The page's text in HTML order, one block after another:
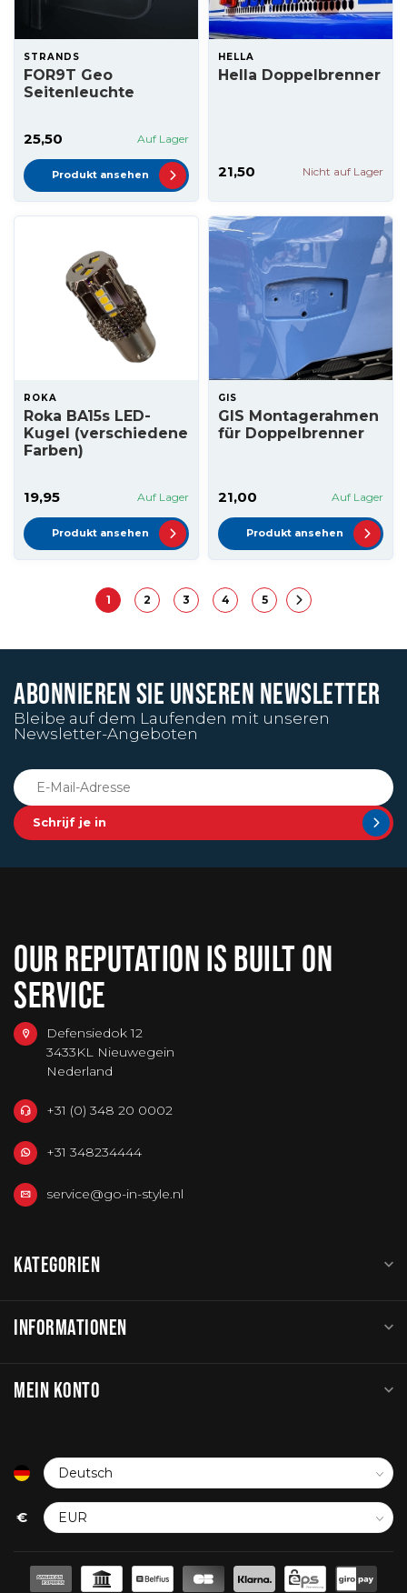
STRANDS
FOR9T Geo
Seitenleuchte
25,50 Auf Lager
Produkt ansehen
HELLA
Hella Doppelbrenner
21,50 Nicht auf Lager
ROKA
Roka BA15s LED-
Kugel (verschiedene
Farben)
19,95 Auf Lager
Produkt ansehen
GIS
GIS Montagerahmen
für Doppelbrenner
21,00 Auf Lager
Produkt ansehen
1 2 3 4 5
ABONNIEREN SIE UNSEREN NEWSLETTER
Bleibe auf dem Laufenden mit unseren
Newsletter-Angeboten
Schrijf je in
OUR REPUTATION IS BUILT ON
SERVICE
Defensiedok 12
3433KL Nieuwegein
Nederland
+31 (0) 348 20 0002
+31 348234444
service@go-in-style.nl
KATEGORIEN
INFORMATIONEN
MEIN KONTO
€